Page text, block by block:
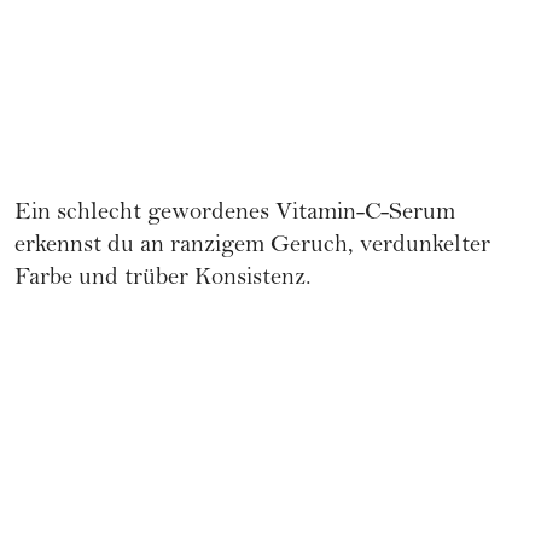
Ein schlecht gewordenes Vitamin-C-Serum
erkennst du an ranzigem Geruch, verdunkelter
Farbe und trüber Konsistenz.